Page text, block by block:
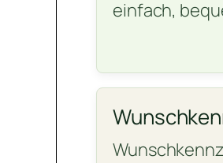
einfach,